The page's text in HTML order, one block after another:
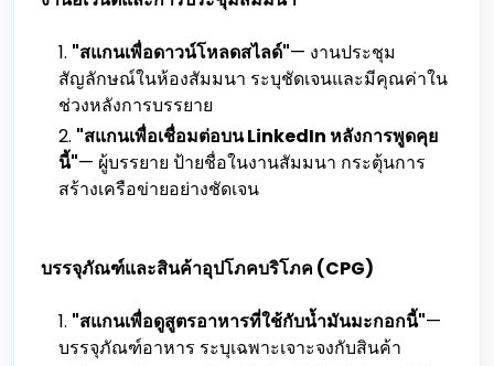
"สแกนเพื่อดาวน์โหลดสไลด์"— งานประชุม
สัญลักษณ์ในห้องสัมมนา ระบุชัดเจนและมีคุณค่าใน
ช่วงหลังการบรรยาย
"สแกนเพื่อเชื่อมต่อบน LinkedIn หลังการพูดคุย
นี้"— ผู้บรรยาย ป้ายชื่อในงานสัมมนา กระตุ้นการ
สร้างเครือข่ายอย่างชัดเจน
บรรจุภัณฑ์และสินค้าอุปโภคบริโภค (CPG)
"สแกนเพื่อดูสูตรอาหารที่ใช้กับน้ำมันมะกอกนี้"—
บรรจุภัณฑ์อาหาร ระบุเฉพาะเจาะจงกับสินค้า